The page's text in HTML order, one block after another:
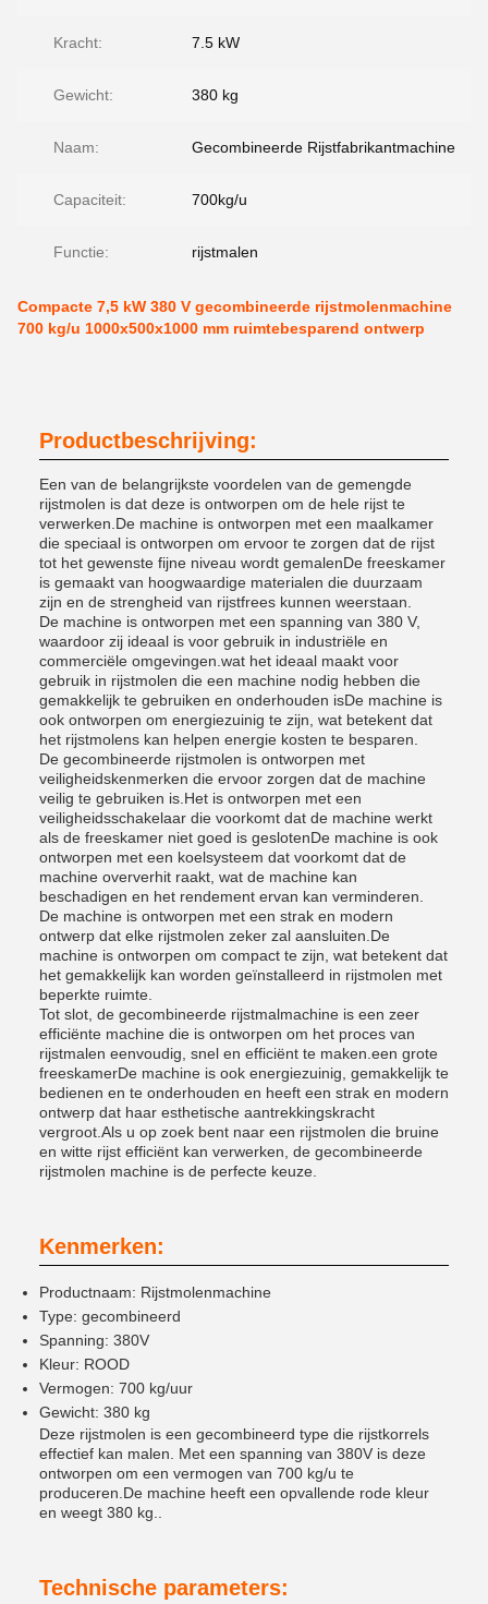
Kracht: 7.5 kW
Gewicht: 380 kg
Naam: Gecombineerde Rijstfabrikantmachine
Capaciteit: 700kg/u
Functie: rijstmalen
Compacte 7,5 kW 380 V gecombineerde rijstmolenmachine
700 kg/u 1000x500x1000 mm ruimtebesparend ontwerp
Productbeschrijving:
Een van de belangrijkste voordelen van de gemengde
rijstmolen is dat deze is ontworpen om de hele rijst te
verwerken.De machine is ontworpen met een maalkamer
die speciaal is ontworpen om ervoor te zorgen dat de rijst
tot het gewenste fijne niveau wordt gemalenDe freeskamer
is gemaakt van hoogwaardige materialen die duurzaam
zijn en de strengheid van rijstfrees kunnen weerstaan.
De machine is ontworpen met een spanning van 380 V,
waardoor zij ideaal is voor gebruik in industriële en
commerciële omgevingen.wat het ideaal maakt voor
gebruik in rijstmolen die een machine nodig hebben die
gemakkelijk te gebruiken en onderhouden isDe machine is
ook ontworpen om energiezuinig te zijn, wat betekent dat
het rijstmolens kan helpen energie kosten te besparen.
De gecombineerde rijstmolen is ontworpen met
veiligheidskenmerken die ervoor zorgen dat de machine
veilig te gebruiken is.Het is ontworpen met een
veiligheidsschakelaar die voorkomt dat de machine werkt
als de freeskamer niet goed is geslotenDe machine is ook
ontworpen met een koelsysteem dat voorkomt dat de
machine oververhit raakt, wat de machine kan
beschadigen en het rendement ervan kan verminderen.
De machine is ontworpen met een strak en modern
ontwerp dat elke rijstmolen zeker zal aansluiten.De
machine is ontworpen om compact te zijn, wat betekent dat
het gemakkelijk kan worden geïnstalleerd in rijstmolen met
beperkte ruimte.
Tot slot, de gecombineerde rijstmalmachine is een zeer
efficiënte machine die is ontworpen om het proces van
rijstmalen eenvoudig, snel en efficiënt te maken.een grote
freeskamerDe machine is ook energiezuinig, gemakkelijk te
bedienen en te onderhouden en heeft een strak en modern
ontwerp dat haar esthetische aantrekkingskracht
vergroot.Als u op zoek bent naar een rijstmolen die bruine
en witte rijst efficiënt kan verwerken, de gecombineerde
rijstmolen machine is de perfecte keuze.
Kenmerken:
Productnaam: Rijstmolenmachine
Type: gecombineerd
Spanning: 380V
Kleur: ROOD
Vermogen: 700 kg/uur
Gewicht: 380 kg
Deze rijstmolen is een gecombineerd type die rijstkorrels
effectief kan malen. Met een spanning van 380V is deze
ontworpen om een vermogen van 700 kg/u te
produceren.De machine heeft een opvallende rode kleur
en weegt 380 kg..
Technische parameters: